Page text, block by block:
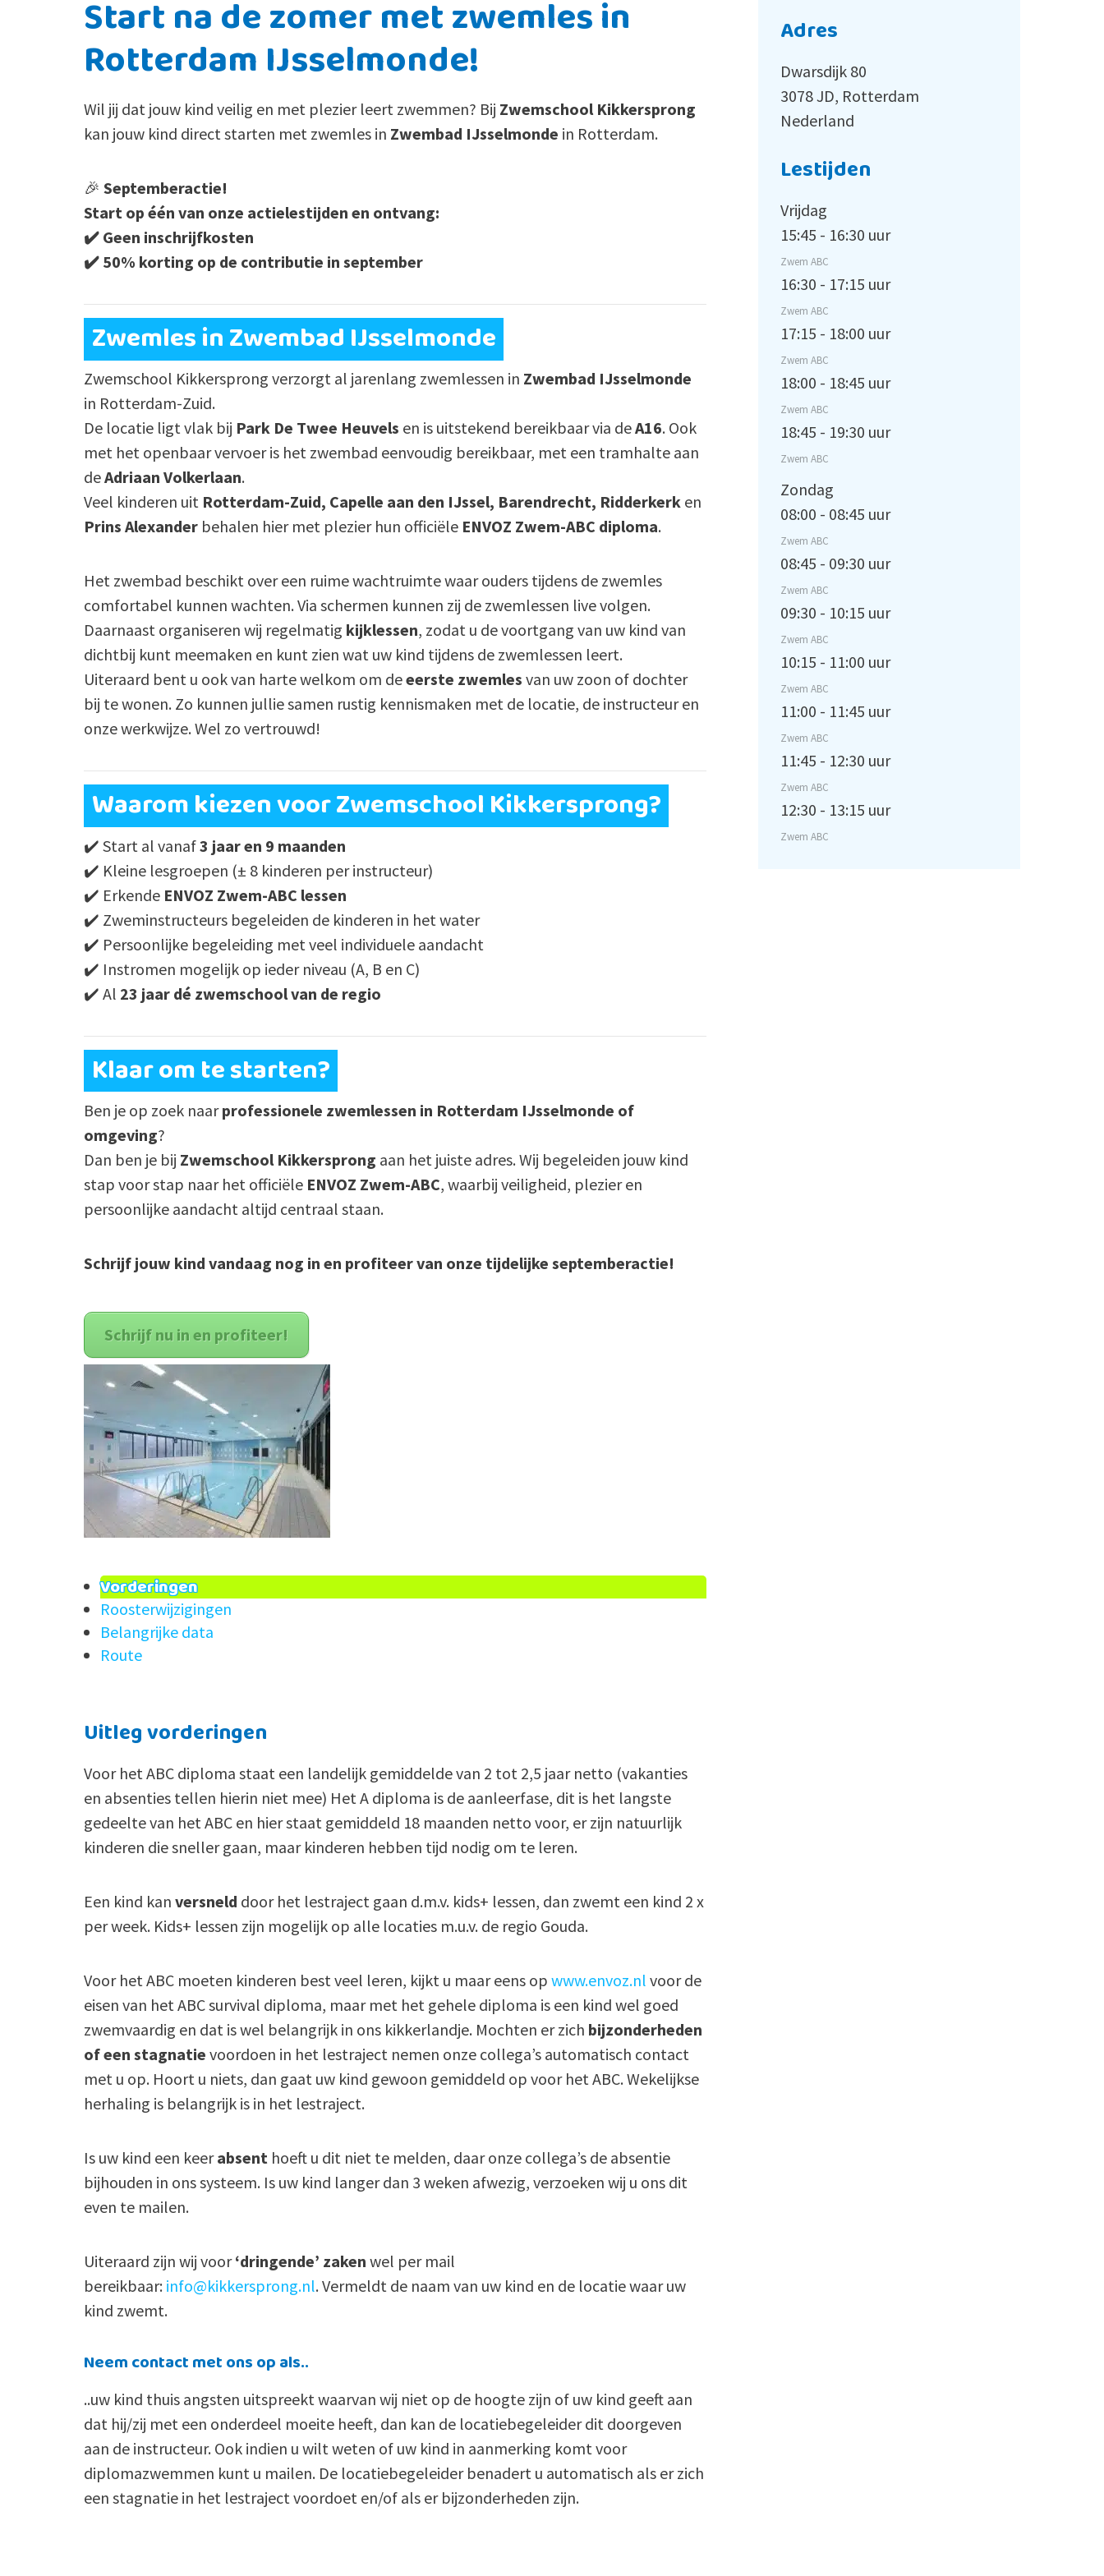
Start na de zomer met zwemles in
Rotterdam IJsselmonde!
Wil jij dat jouw kind veilig en met plezier leert zwemmen? Bij Zwemschool Kikkersprong
kan jouw kind direct starten met zwemles in Zwembad IJsselmonde in Rotterdam.
🎉 Septemberactie!
Start op één van onze actielestijden en ontvang:
✔️ Geen inschrijfkosten
✔️ 50% korting op de contributie in september
Zwemles in Zwembad IJsselmonde
Zwemschool Kikkersprong verzorgt al jarenlang zwemlessen in Zwembad IJsselmonde
in Rotterdam-Zuid.
De locatie ligt vlak bij Park De Twee Heuvels en is uitstekend bereikbaar via deA16. Ook
met het openbaar vervoer is het zwembad eenvoudig bereikbaar, met een tramhalte aan
deAdriaan Volkerlaan.
Veel kinderen uit Rotterdam-Zuid, Capelle aan den IJssel, Barendrecht, Ridderkerk en
Prins Alexander behalen hier met plezier hun officiële ENVOZ Zwem-ABC diploma.
Het zwembad beschikt over een ruime wachtruimte waar ouders tijdens de zwemles
comfortabel kunnen wachten. Via schermen kunnen zij de zwemlessen live volgen.
Daarnaast organiseren wij regelmatig kijklessen, zodat u de voortgang van uw kind van
dichtbij kunt meemaken en kunt zien wat uw kind tijdens de zwemlessen leert.
Uiteraard bent u ook van harte welkom om deeerste zwemles van uw zoon of dochter
bij te wonen. Zo kunnen jullie samen rustig kennismaken met de locatie, de instructeur en
onze werkwijze. Wel zo vertrouwd!
Waarom kiezen voor Zwemschool Kikkersprong?
✔️ Start al vanaf3 jaar en 9 maanden
✔️ Kleine lesgroepen (± 8 kinderen per instructeur)
✔️ Erkende ENVOZ Zwem-ABC lessen
✔️ Zweminstructeurs begeleiden de kinderen in het water
✔️ Persoonlijke begeleiding met veel individuele aandacht
✔️ Instromen mogelijk op ieder niveau (A, B en C)
✔️ Al 23 jaar dé zwemschool van de regio
Klaar om te starten?
Ben je op zoek naarprofessionele zwemlessen in Rotterdam IJsselmonde of
omgeving?
Dan ben je bij Zwemschool Kikkersprong aan het juiste adres. Wij begeleiden jouw kind
stap voor stap naar het officiële ENVOZ Zwem-ABC, waarbij veiligheid, plezier en
persoonlijke aandacht altijd centraal staan.
Schrijf jouw kind vandaag nog in en profiteer van onze tijdelijke septemberactie!
Schrijf nu in en profiteer!
Vorderingen
Roosterwijzigingen
Belangrijke data
Route
Uitleg vorderingen
Voor het ABC diploma staat een landelijk gemiddelde van 2 tot 2,5 jaar netto (vakanties
en absenties tellen hierin niet mee) Het A diploma is de aanleerfase, dit is het langste
gedeelte van het ABC en hier staat gemiddeld 18 maanden netto voor, er zijn natuurlijk
kinderen die sneller gaan, maar kinderen hebben tijd nodig om te leren.
Een kind kan versneld door het lestraject gaan d.m.v. kids+ lessen, dan zwemt een kind 2 x
per week. Kids+ lessen zijn mogelijk op alle locaties m.u.v. de regio Gouda.
Voor het ABC moeten kinderen best veel leren, kijkt u maar eens op www.envoz.nl voor de
eisen van het ABC survival diploma, maar met het gehele diploma is een kind wel goed
zwemvaardig en dat is wel belangrijk in ons kikkerlandje. Mochten er zich bijzonderheden
of een stagnatie voordoen in het lestraject nemen onze collega’s automatisch contact
met u op. Hoort u niets, dan gaat uw kind gewoon gemiddeld op voor het ABC. Wekelijkse
herhaling is belangrijk is in het lestraject.
Is uw kind een keerabsent hoeft u dit niet te melden, daar onze collega’s de absentie
bijhouden in ons systeem. Is uw kind langer dan 3 weken afwezig, verzoeken wij u ons dit
even te mailen.
Uiteraard zijn wij voor‘dringende’ zaken wel per mail
bereikbaar: info@kikkersprong.nl. Vermeldt de naam van uw kind en de locatie waar uw
kind zwemt.
Neem contact met ons op als..
..uw kind thuis angsten uitspreekt waarvan wij niet op de hoogte zijn of uw kind geeft aan
dat hij/zij met een onderdeel moeite heeft, dan kan de locatiebegeleider dit doorgeven
aan de instructeur. Ook indien u wilt weten of uw kind in aanmerking komt voor
diplomazwemmen kunt u mailen. De locatiebegeleider benadert u automatisch als er zich
een stagnatie in het lestraject voordoet en/of als er bijzonderheden zijn.
Adres
Dwarsdijk 80
3078 JD, Rotterdam
Nederland
Lestijden
Vrijdag
15:45 - 16:30 uur
Zwem ABC
16:30 - 17:15 uur
Zwem ABC
17:15 - 18:00 uur
Zwem ABC
18:00 - 18:45 uur
Zwem ABC
18:45 - 19:30 uur
Zwem ABC
Zondag
08:00 - 08:45 uur
Zwem ABC
08:45 - 09:30 uur
Zwem ABC
09:30 - 10:15 uur
Zwem ABC
10:15 - 11:00 uur
Zwem ABC
11:00 - 11:45 uur
Zwem ABC
11:45 - 12:30 uur
Zwem ABC
12:30 - 13:15 uur
Zwem ABC